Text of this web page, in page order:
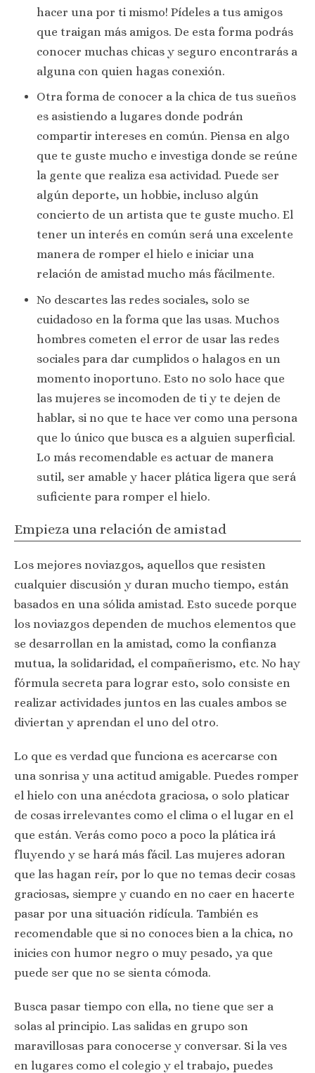
hacer una por ti mismo! Pídeles a tus amigos
que traigan más amigos. De esta forma podrás
conocer muchas chicas y seguro encontrarás a
alguna con quien hagas conexión.
Otra forma de conocer a la chica de tus sueños
es asistiendo a lugares donde podrán
compartir intereses en común. Piensa en algo
que te guste mucho e investiga donde se reúne
la gente que realiza esa actividad. Puede ser
algún deporte, un hobbie, incluso algún
concierto de un artista que te guste mucho. El
tener un interés en común será una excelente
manera de romper el hielo e iniciar una
relación de amistad mucho más fácilmente.
No descartes las redes sociales, solo se
cuidadoso en la forma que las usas. Muchos
hombres cometen el error de usar las redes
sociales para dar cumplidos o halagos en un
momento inoportuno. Esto no solo hace que
las mujeres se incomoden de ti y te dejen de
hablar, si no que te hace ver como una persona
que lo único que busca es a alguien superficial.
Lo más recomendable es actuar de manera
sutil, ser amable y hacer plática ligera que será
suficiente para romper el hielo.
Empieza una relación de amistad
Los mejores noviazgos, aquellos que resisten
cualquier discusión y duran mucho tiempo, están
basados en una sólida amistad. Esto sucede porque
los noviazgos dependen de muchos elementos que
se desarrollan en la amistad, como la confianza
mutua, la solidaridad, el compañerismo, etc. No hay
fórmula secreta para lograr esto, solo consiste en
realizar actividades juntos en las cuales ambos se
diviertan y aprendan el uno del otro.
Lo que es verdad que funciona es acercarse con
una sonrisa y una actitud amigable. Puedes romper
el hielo con una anécdota graciosa, o solo platicar
de cosas irrelevantes como el clima o el lugar en el
que están. Verás como poco a poco la plática irá
fluyendo y se hará más fácil. Las mujeres adoran
que las hagan reír, por lo que no temas decir cosas
graciosas, siempre y cuando en no caer en hacerte
pasar por una situación ridícula. También es
recomendable que si no conoces bien a la chica, no
inicies con humor negro o muy pesado, ya que
puede ser que no se sienta cómoda.
Busca pasar tiempo con ella, no tiene que ser a
solas al principio. Las salidas en grupo son
maravillosas para conocerse y conversar. Si la ves
en lugares como el colegio y el trabajo, puedes